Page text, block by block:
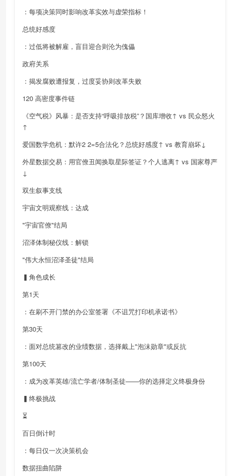
：每项决策同时影响改革实效与虚荣指标！
总统好感度
：过低将被解雇，盲目迎合则沦为傀儡
政府关系
：揭发腐败遭报复，过度妥协则改革失败
120 高密度事件链
《空气税》风暴：是否支持“呼吸排放税”？国库增收↑ vs 民众怒火
↑
爱国数学危机：默许2 2=5合法化？总统好感度↑ vs 教育崩坏↓
外星数据交易：用官僚丑闻换取星际签证？个人逃离↑ vs 国家尊严
↓
双生叙事支线
宇宙文明观察线：达成
"宇宙官僚"结局
沼泽体制秘仪线：解锁
"伟大永恒沼泽圣徒"结局
▍角色成长
第1天
：在刷不开门禁的办公室签署《不诅咒打印机承诺书》
第30天
：面对总统篡改的业绩数据，选择戴上"泡沫勋章"或反抗
第100天
：成为改革英雄/流亡学者/体制圣徒——你的选择定义终极身份
▍终极挑战
⏳
百日倒计时
：每日仅一次决策机会
数据扭曲陷阱